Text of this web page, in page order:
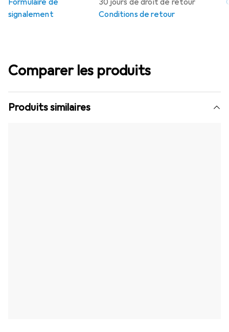
30 jours de droit de retour
Conditions de retour
Formulaire de
signalement
Comparer les produits
Produits similaires